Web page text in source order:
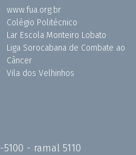
www.fua.org.br
Colégio Politécnico
Lar Escola Monteiro Lobato
Liga Sorocabana de Combate ao
Câncer
Vila dos Velhinhos
5100 - ramal 5110